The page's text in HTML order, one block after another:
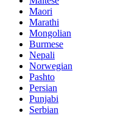
Maori
Marathi
Mongolian
Burmese
Nepali
Norwegian
Pashto
Persian
Punjabi
Serbian